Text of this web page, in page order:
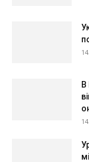
В